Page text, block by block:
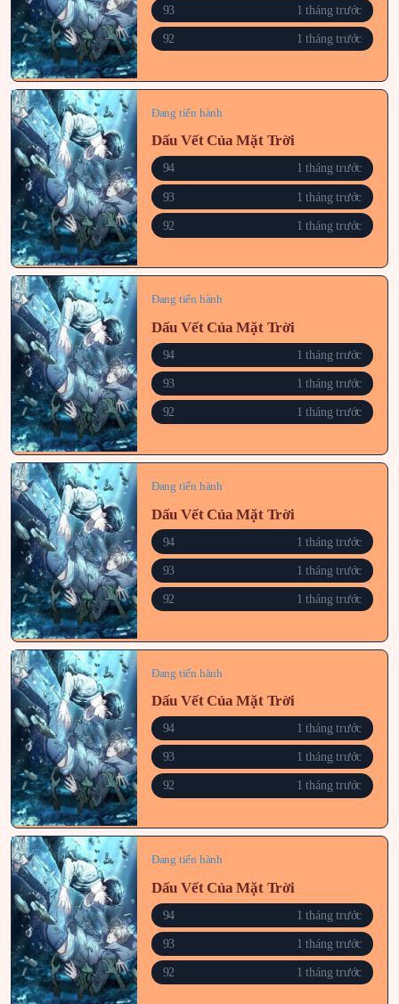
93 1 tháng trước
92 1 tháng trước
Đang tiến hành
Dấu Vết Của Mặt Trời
94 1 tháng trước
93 1 tháng trước
92 1 tháng trước
Đang tiến hành
Dấu Vết Của Mặt Trời
94 1 tháng trước
93 1 tháng trước
92 1 tháng trước
Đang tiến hành
Dấu Vết Của Mặt Trời
94 1 tháng trước
93 1 tháng trước
92 1 tháng trước
Đang tiến hành
Dấu Vết Của Mặt Trời
94 1 tháng trước
93 1 tháng trước
92 1 tháng trước
Đang tiến hành
Dấu Vết Của Mặt Trời
94 1 tháng trước
93 1 tháng trước
92 1 tháng trước